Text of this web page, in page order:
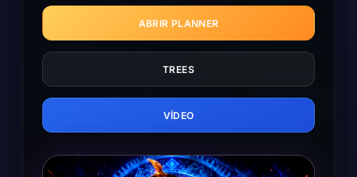
ABRIR PLANNER
TREES
VÍDEO